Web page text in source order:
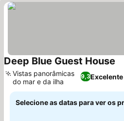
Deep Blue Guest House
9,3Excelente
Vistas panorâmicas
do mar e da ilha
Selecione as datas para ver os